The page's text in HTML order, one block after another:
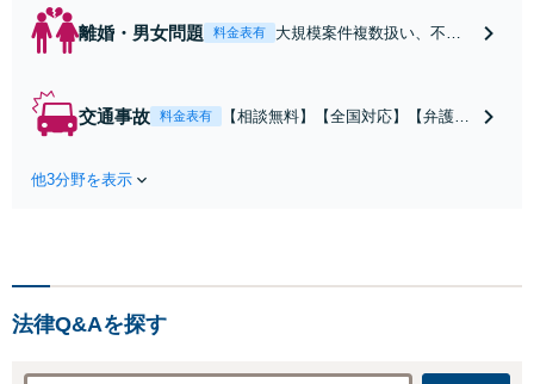
離婚・男女問題 料金表有
大規模案件複数扱い、不貞
富
交通事故 料金表有
【相談無料】【全国対応】【弁護士
他3分野を表示
法律Q&Aを探す